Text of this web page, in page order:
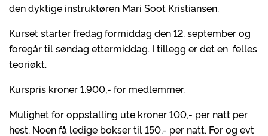
den dyktige instruktøren Mari Soot Kristiansen.
Kurset starter fredag formiddag den 12. september og
foregår til søndag ettermiddag. I tillegg er det en felles
teoriøkt.
Kurspris kroner 1.900,- for medlemmer.
Mulighet for oppstalling ute kroner 100,- per natt per
hest. Noen få ledige bokser til 150,- per natt. For og evt